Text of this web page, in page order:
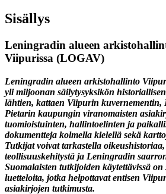
Sisällys
Leningradin alueen
Viipurissa (LOGAV)
Leningradin alueen arkistohallinto
yli miljoonan säilytysyksikön
lähtien, kattaen Viipurin kuvernementin,
Pietarin kaupungin viranomaisten
tuomioistuinten, hallintoelinten ja
dokumentteja kolmella kielellä sekä
Tutkijat voivat tarkastella
teollisuuskehitystä ja Leningradin
Suomalaisten tutkijoiden käytettävissä
luetteloita, jotka helpottavat entisen
asiakirjojen tutkimusta.